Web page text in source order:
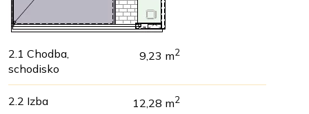
2.1 Chodba,
schodisko
9,23 m2
2.2 Izba 12,28 m2